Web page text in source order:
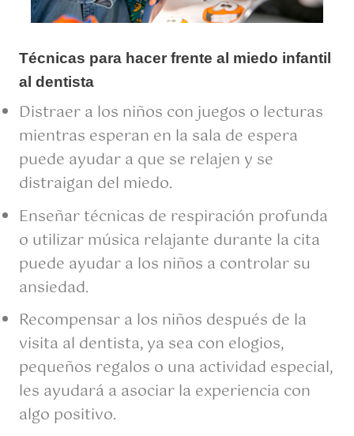
Técnicas para hacer frente al miedo infantil
al dentista
Distraer a los niños con juegos o lecturas
mientras esperan en la sala de espera
puede ayudar a que se relajen y se
distraigan del miedo.
Enseñar técnicas de respiración profunda
o utilizar música relajante durante la cita
puede ayudar a los niños a controlar su
ansiedad.
Recompensar a los niños después de la
visita al dentista, ya sea con elogios,
pequeños regalos o una actividad especial,
les ayudará a asociar la experiencia con
algo positivo.